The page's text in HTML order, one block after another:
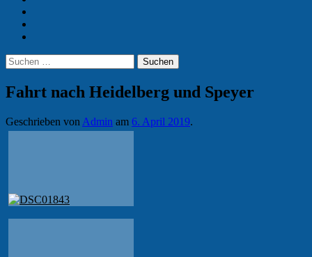
Suchen
Suchen
nach:
Fahrt nach Heidelberg und Speyer
Geschrieben von Admin am 6. April 2019.